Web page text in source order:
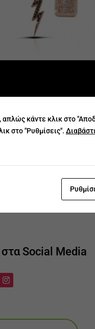
€223.00 €
Social Media
απλώς κάντε κλικ στο
στο "Ρυθμίσεις".